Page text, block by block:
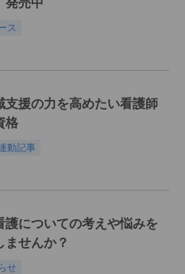
発売中
ス
支援の力を高めたい看護師
格
動記事
護についての考えや悩みを
ませんか？
せ